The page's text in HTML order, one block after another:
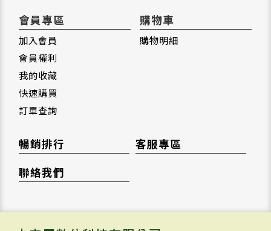
會員專區
加入會員
會員權利
我的收藏
快速購買
訂單查詢
購物車
購物明細
暢銷排行
客服專區
聯絡我們